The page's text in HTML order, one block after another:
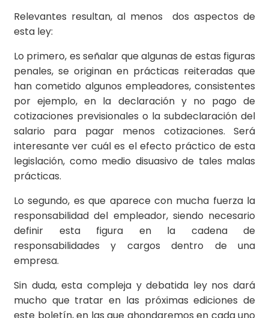
Relevantes resultan, al menos dos aspectos de
esta ley:
Lo primero, es señalar que algunas de estas figuras
penales, se originan en prácticas reiteradas que
han cometido algunos empleadores, consistentes
por ejemplo, en la declaración y no pago de
cotizaciones previsionales o la subdeclaración del
salario para pagar menos cotizaciones. Será
interesante ver cuál es el efecto práctico de esta
legislación, como medio disuasivo de tales malas
prácticas.
Lo segundo, es que aparece con mucha fuerza la
responsabilidad del empleador, siendo necesario
definir esta figura en la cadena de
responsabilidades y cargos dentro de una
empresa.
Sin duda, esta compleja y debatida ley nos dará
mucho que tratar en las próximas ediciones de